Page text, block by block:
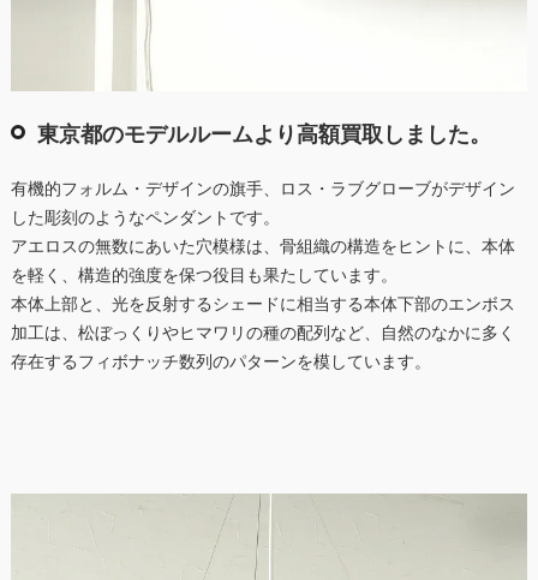
東京都のモデルルームより高額買取しました。
有機的フォルム・デザインの旗手、ロス・ラブグローブがデザイン
した彫刻のようなペンダントです。
アエロスの無数にあいた穴模様は、骨組織の構造をヒントに、本体
を軽く、構造的強度を保つ役目も果たしています。
本体上部と、光を反射するシェードに相当する本体下部のエンボス
加工は、松ぼっくりやヒマワリの種の配列など、自然のなかに多く
存在するフィボナッチ数列のパターンを模しています。